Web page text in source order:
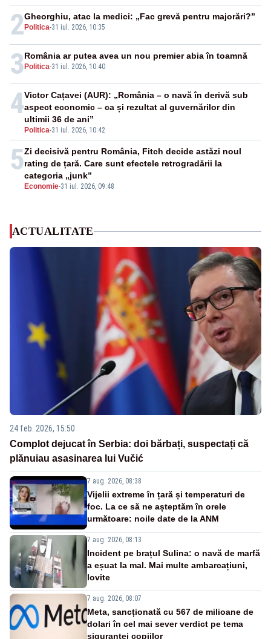
2 Politica-31 iul. 2026, 10:35
Gheorghiu, atac la medici: „Fac grevă pentru majorări?”
3 Politica-31 iul. 2026, 10:40
România ar putea avea un nou premier abia în toamnă
4
Politica-31 iul. 2026, 10:42
Victor Cațavei (AUR): „România – o navă în derivă sub
aspect economic – ca și rezultat al guvernărilor din
ultimii 36 de ani”
5
Economie-31 iul. 2026, 09:48
Zi decisivă pentru România, Fitch decide astăzi noul
rating de țară. Care sunt efectele retrogradării la
categoria „junk”
ACTUALITATE
24 feb. 2026, 15:50
Complot dejucat în Serbia: doi bărbați, suspectați că
plănuiau asasinarea lui Vučić
7 aug. 2026, 08:38
Vijelii extreme în țară și temperaturi de
foc. La ce să ne așteptăm în orele
următoare: noile date de la ANM
7 aug. 2026, 08:13
Incident pe brațul Sulina: o navă de marfă
a eșuat la mal. Mai multe ambarcațiuni,
lovite
7 aug. 2026, 08:07
Meta, sancționată cu 567 de milioane de
dolari în cel mai sever verdict pe tema
siguranței copiilor